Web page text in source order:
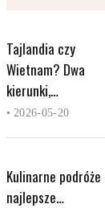
Tajlandia czy
Wietnam? Dwa
kierunki,…
• 2026-05-20
Kulinarne
najlepsze…